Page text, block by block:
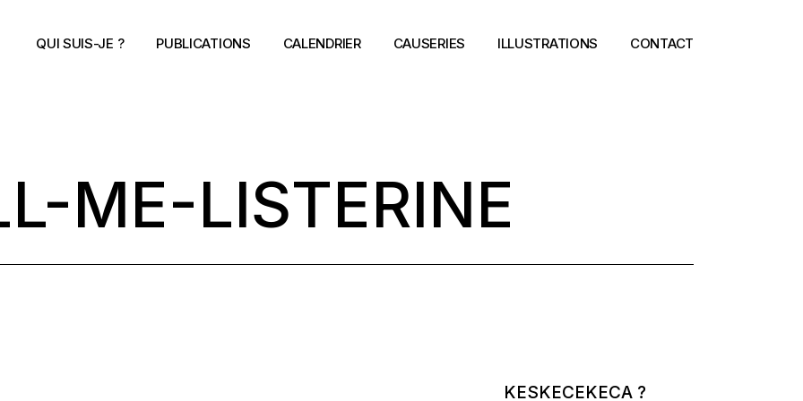
QUI SUIS-JE ? PUBLICATIONS CALENDRIER CAUSERIES ILLUSTRATIONS CONTACT
ME-LISTERINE
KESKECEKECA ?